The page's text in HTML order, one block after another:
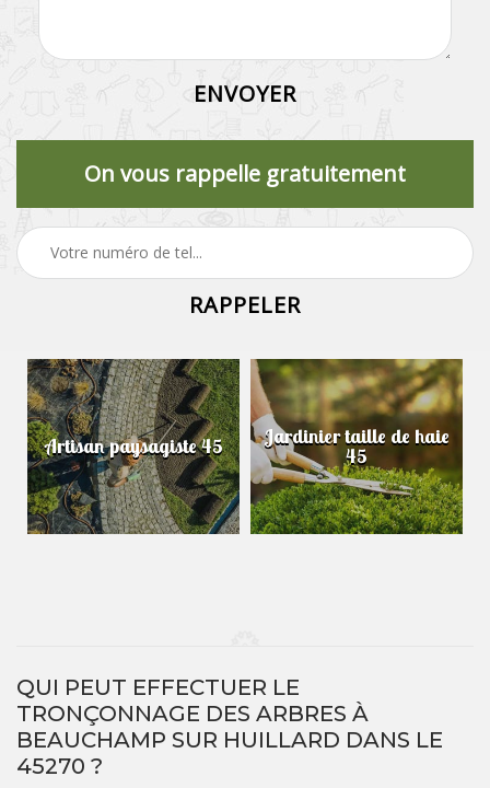
On vous rappelle gratuitement
Artisan paysagiste 45 Jardinier taille de haie
45
QUI PEUT EFFECTUER LE
TRONÇONNAGE DES ARBRES À
BEAUCHAMP SUR HUILLARD DANS LE
45270 ?